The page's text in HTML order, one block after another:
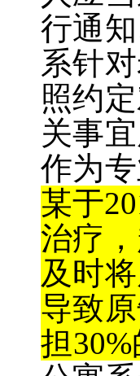
行通
系针
照约
关事
作为
某于
治疗
及时
导致
担30%